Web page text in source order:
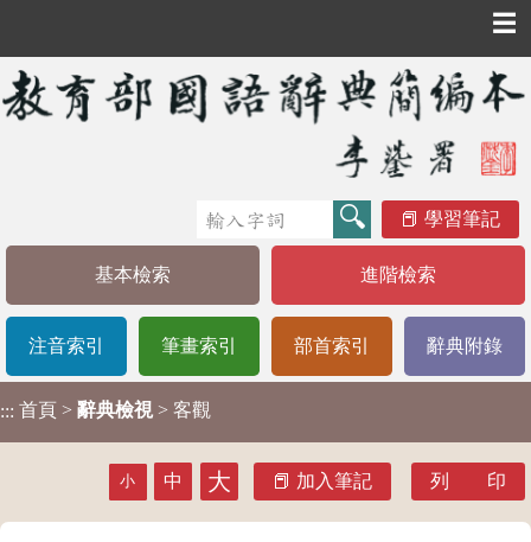
☰
學習筆記
基本檢索 進階檢索
注音索引 筆畫索引 部首索引 辭典附錄
::: 首頁 > 辭典檢視 > 客觀
小 中 大 加入筆記 列 印